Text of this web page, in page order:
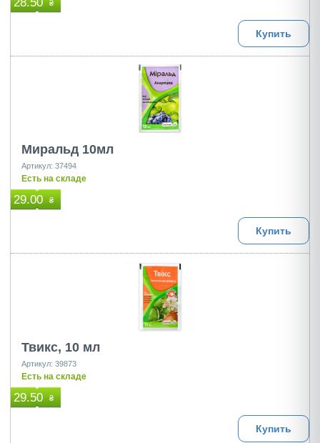
₴
Купить
Миральд 10мл
Артикул: 37494
Есть на складе
29.00 ₴
Купить
Твикс, 10 мл
Артикул: 39873
Есть на складе
29.50 ₴
Купить